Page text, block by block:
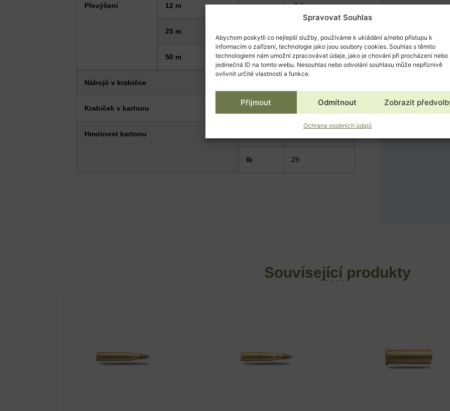
Spravovat Souhlas
Abychom poskytli co nejlepší služby, používáme k ukládání a/nebo přístupu k
informacím o zařízení, technologie jako jsou soubory cookies. Souhlas s těmito
technologiemi nám umožní zpracovávat údaje, jako je chování při procházení nebo
jedinečná ID na tomto webu. Nesouhlas nebo odvolání souhlasu může nepříznivě
ovlivnit určité vlastnosti a funkce.
Přijmout Odmítnout Zobrazit
Ochrana osobních údajů
Převýšení 12 m cm -0,3
25 m
50 m -3,8
Nábojů v krabičce
Krabiček v kartonu
Hmotnost kartonu
lb 29
Související produkty